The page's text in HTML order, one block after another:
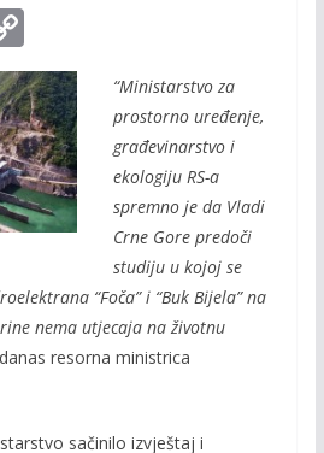
C
o
p
y
Li
n
“Ministarstvo za
prostorno uređenje,
građevinarstvo i
ekologiju RS-a
spremno je da Vladi
Crne Gore predoči
studiju u kojoj se
“Foča” i “Buk Bijela” na
nema utjecaja na životnu
resorna ministrica
sačinilo izvještaj i